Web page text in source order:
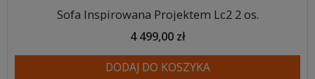
Sofa Inspirowana Projektem Lc2 2 os.
4 499,00 zł
DODAJ DO KOSZYKA